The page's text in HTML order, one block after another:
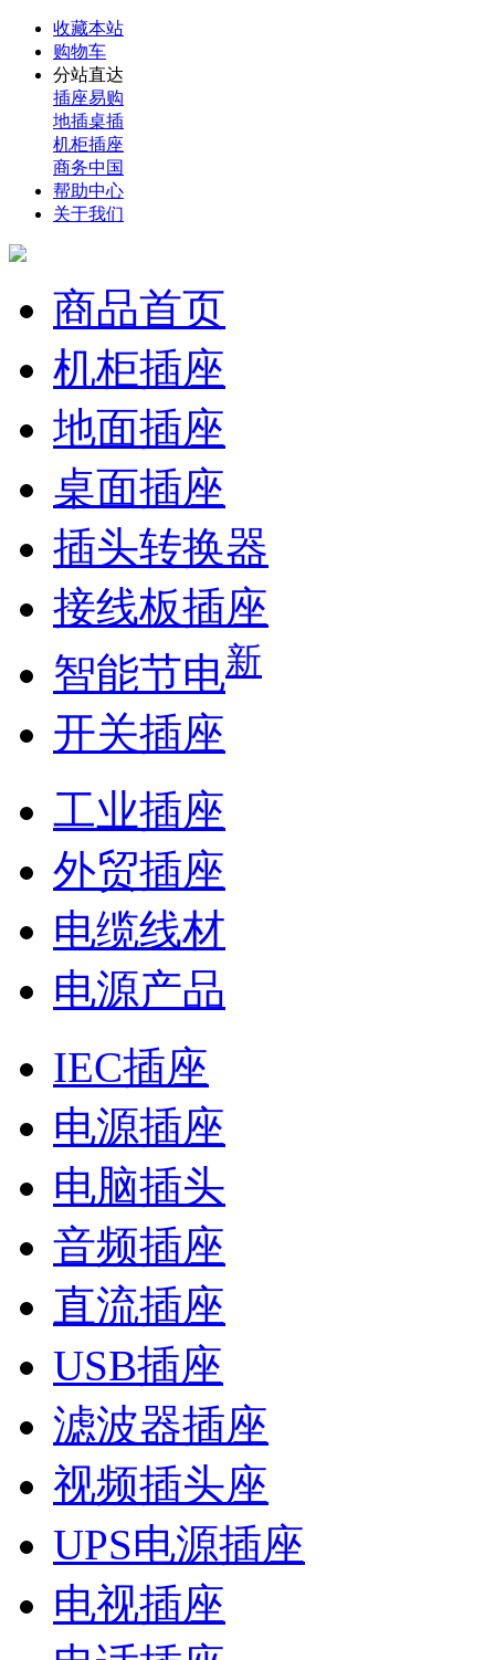
收藏本站
购物车
分站直达
插座易购
地插桌插
机柜插座
商务中国
帮助中心
关于我们
商品首页
机柜插座
地面插座
桌面插座
插头转换器
接线板插座
智能节电新
开关插座
工业插座
外贸插座
电缆线材
电源产品
IEC插座
电源插座
电脑插头
音频插座
直流插座
USB插座
滤波器插座
视频插头座
UPS电源插座
电视插座